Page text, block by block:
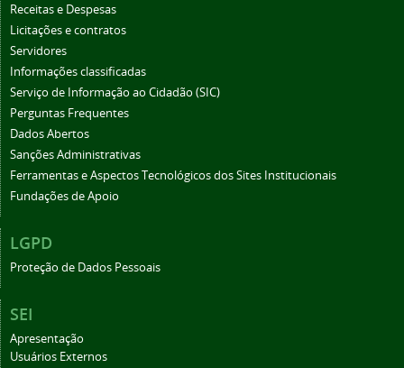
Receitas e Despesas
Licitações e contratos
Servidores
Informações classificadas
Serviço de Informação ao Cidadão (SIC)
Perguntas Frequentes
Dados Abertos
Sanções Administrativas
Ferramentas e Aspectos Tecnológicos dos Sites Institucionais
Fundações de Apoio
LGPD
Proteção de Dados Pessoais
SEI
Apresentação
Usuários Externos